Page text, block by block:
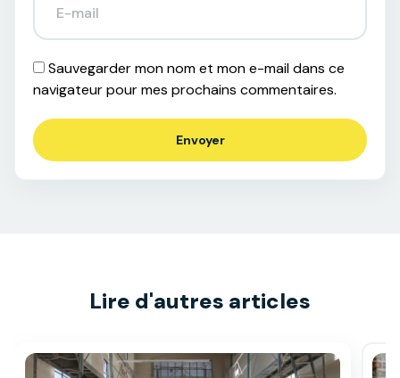
Sauvegarder mon nom et mon e-mail dans ce
navigateur pour mes prochains commentaires.
Lire d'autres articles